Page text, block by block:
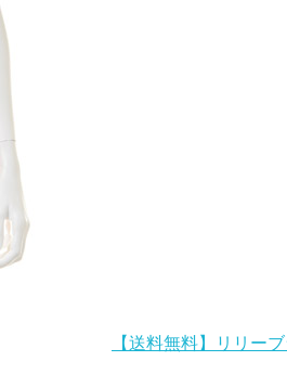
【送料無料】リリー